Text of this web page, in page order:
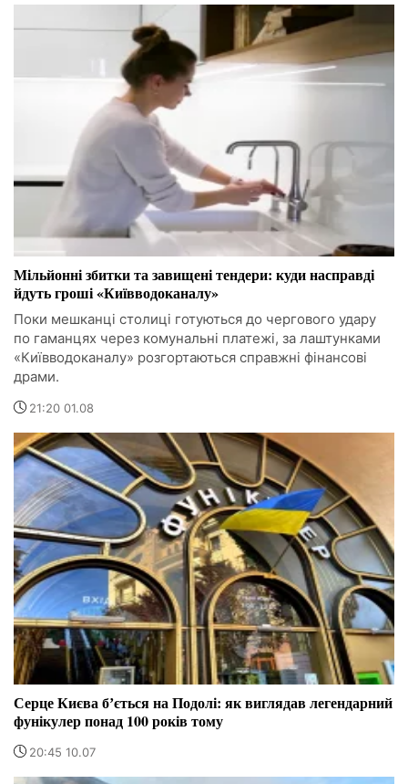
Мільйонні збитки та завищені тендери: куди насправді
йдуть гроші «Київводоканалу»
Поки мешканці столиці готуються до чергового удару
по гаманцях через комунальні платежі, за лаштунками
«Київводоканалу» розгортаються справжні фінансові
драми.
21:20 01.08
Серце Києва бʼється на Подолі: як виглядав легендарний
фунікулер понад 100 років тому
20:45 10.07